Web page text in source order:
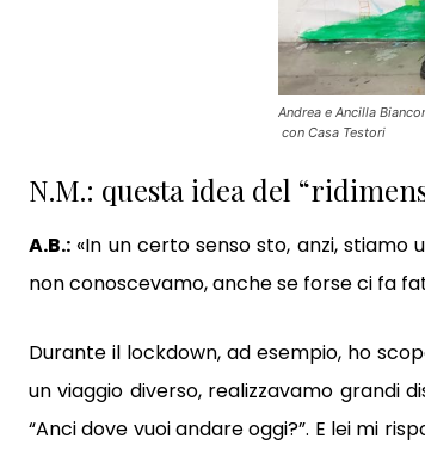
Andrea e Ancilla
con Casa Testori
N.M.: questa idea del
A.B.: «In un certo senso sto, anzi,
non conoscevamo, anche se forse ci fa
Durante il lockdown, ad esempio, ho
un viaggio diverso, realizzavamo grandi
“Anci dove vuoi andare oggi?”. E lei mi